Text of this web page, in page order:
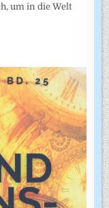
um in die Welt